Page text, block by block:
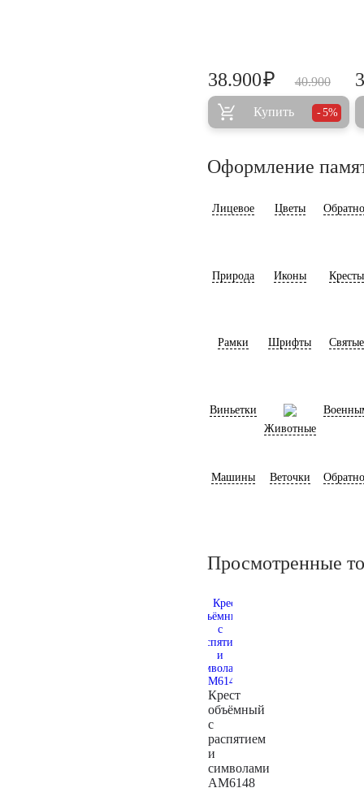
40.900
38.900₽
Купить 5%
Оформление
Лицевое Цветы
Природа Иконы Кресты
Рамки Шрифты Святые
Виньетки
Животные
Машины Веточки
Просмотренные
Крест
объёмный
с
распятием
и
символами
AM6148